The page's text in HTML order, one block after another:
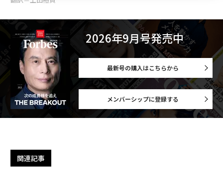
2026年9月号発売中
最新号の購入はこちらから
メンバーシップに登録する
関連記事